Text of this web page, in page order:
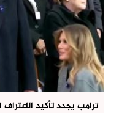
ترامب يجدد تأكيد